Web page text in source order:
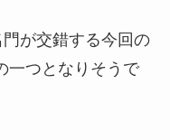
が交錯する今回の
一つとなりそうで